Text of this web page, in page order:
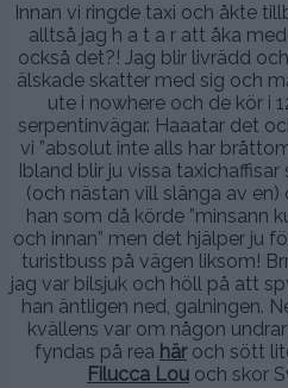
Innan vi ringde taxi och åkte
alltså jag h a t a r att åka
också det?! Jag blir livrädd
älskade skatter med sig och
ute i nowhere och de kör i
serpentinvägar. Haaatar det
vi ”absolut inte alls har
Ibland blir ju vissa
(och nästan vill slänga av
han som då körde ”minsann
och innan” men det hjälper ju
turistbuss på vägen liksom!
jag var bilsjuk och höll på att
han äntligen ned, galningen.
kvällens var om någon
fyndas på rea häroch sött
Filucca Lou och skor